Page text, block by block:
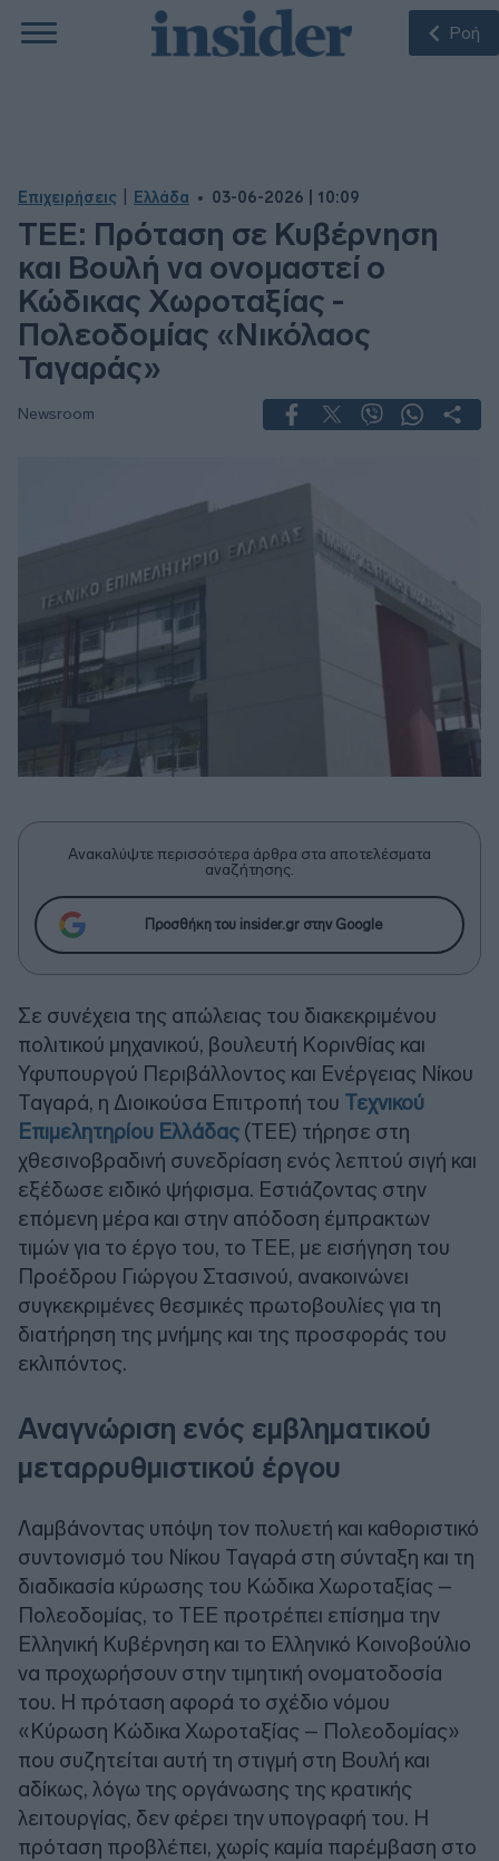
Ροή
Επιχειρήσεις Ελλάδα 03-06-2026 | 10:09
ΤΕΕ: Πρόταση σε Κυβέρνηση
και Βουλή να ονομαστεί ο
Κώδικας Χωροταξίας -
Πολεοδομίας «Νικόλαος
Ταγαράς»
Newsroom
Ανακαλύψτε περισσότερα άρθρα στα αποτελέσματα
αναζήτησης.
Προσθήκη του insider.gr στην Google
Σε συνέχεια της απώλειας του διακεκριμένου
πολιτικού μηχανικού, βουλευτή Κορινθίας και
Υφυπουργού Περιβάλλοντος και Ενέργειας Νίκου
Ταγαρά, η Διοικούσα Επιτροπή του Τεχνικού
Επιμελητηρίου Ελλάδας (ΤΕΕ) τήρησε στη
χθεσινοβραδινή συνεδρίαση ενός λεπτού σιγή και
εξέδωσε ειδικό ψήφισμα. Εστιάζοντας στην
επόμενη μέρα και στην απόδοση έμπρακτων
τιμών για το έργο του, το ΤΕΕ, με εισήγηση του
Προέδρου Γιώργου Στασινού, ανακοινώνει
συγκεκριμένες θεσμικές πρωτοβουλίες για τη
διατήρηση της μνήμης και της προσφοράς του
εκλιπόντος.
Αναγνώριση ενός εμβληματικού
μεταρρυθμιστικού έργου
Λαμβάνοντας υπόψη τον πολυετή και καθοριστικό
συντονισμό του Νίκου Ταγαρά στη σύνταξη και τη
διαδικασία κύρωσης του Κώδικα Χωροταξίας –
Πολεοδομίας, το ΤΕΕ προτρέπει επίσημα την
Ελληνική Κυβέρνηση και το Ελληνικό Κοινοβούλιο
να προχωρήσουν στην τιμητική ονοματοδοσία
του. Η πρόταση αφορά το σχέδιο νόμου
«Κύρωση Κώδικα Χωροταξίας – Πολεοδομίας»
που συζητείται αυτή τη στιγμή στη Βουλή και
αδίκως, λόγω της οργάνωσης της κρατικής
λειτουργίας, δεν φέρει την υπογραφή του. Η
πρόταση προβλέπει, χωρίς καμία παρέμβαση στο